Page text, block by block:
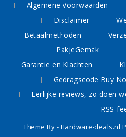
Algemene Voorwaarden
Disclaimer
Betaalmethoden
PakjeGemak
Garantie en Klachten
Gedragscode Buy
Eerlijke reviews, zo doen
RSS-
Theme By - Hardware-deals.nl